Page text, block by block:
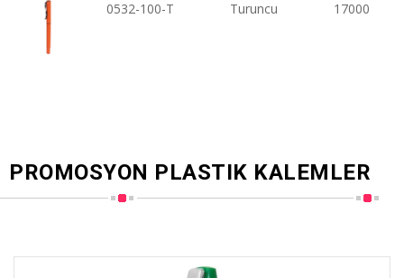
0532-100-T Turuncu 17000
PROMOSYON PLASTIK KALEMLER